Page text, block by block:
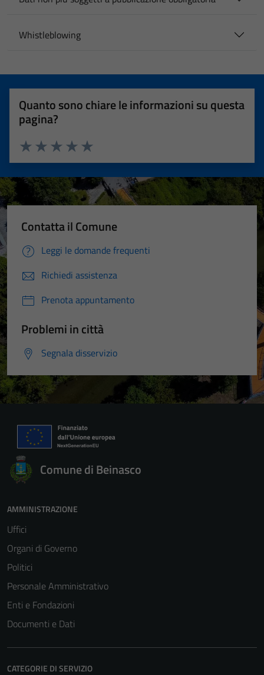
Whistleblowing
Quanto sono chiare le informazioni su questa
pagina?
Valuta 5 stelle su 5
Valuta 4 stelle su 5
Valuta 3 stelle su 5
Valuta 2 stelle su 5
Valuta 1 stelle su 5
Contatta il Comune
Leggi le domande frequenti
Richiedi assistenza
Prenota appuntamento
Problemi in città
Segnala disservizio
Comune di Beinasco
AMMINISTRAZIONE
Uffici
Organi di Governo
Politici
Personale Amministrativo
Enti e Fondazioni
Documenti e Dati
CATEGORIE DI SERVIZIO